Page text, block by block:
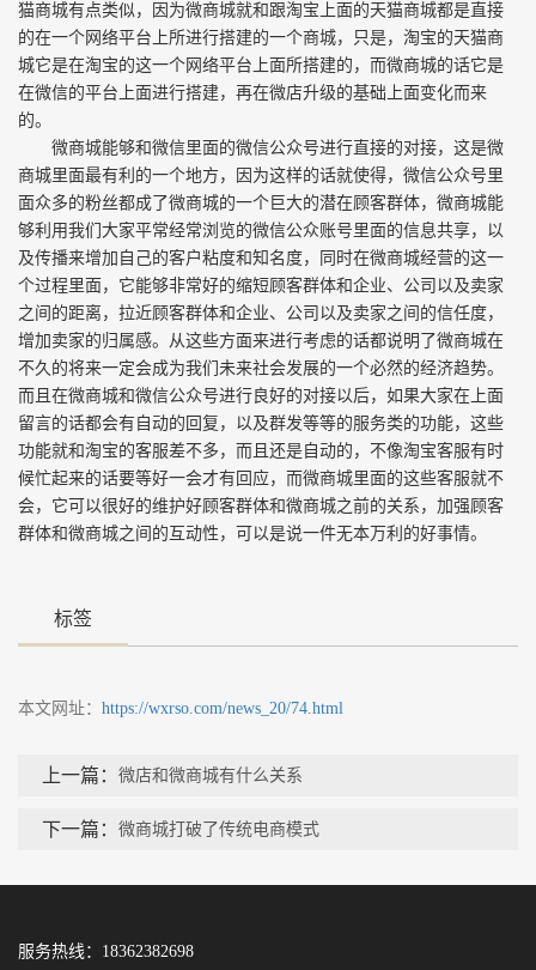
猫商城有点类似，因为微商城就和跟淘宝上面的天猫商城都是直接
的在一个网络平台上所进行搭建的一个商城，只是，淘宝的天猫商
城它是在淘宝的这一个网络平台上面所搭建的，而微商城的话它是
在微信的平台上面进行搭建，再在微店升级的基础上面变化而来
的。
微商城能够和微信里面的微信公众号进行直接的对接，这是微
商城里面最有利的一个地方，因为这样的话就使得，微信公众号里
面众多的粉丝都成了微商城的一个巨大的潜在顾客群体，微商城能
够利用我们大家平常经常浏览的微信公众账号里面的信息共享，以
及传播来增加自己的客户粘度和知名度，同时在微商城经营的这一
个过程里面，它能够非常好的缩短顾客群体和企业、公司以及卖家
之间的距离，拉近顾客群体和企业、公司以及卖家之间的信任度，
增加卖家的归属感。从这些方面来进行考虑的话都说明了微商城在
不久的将来一定会成为我们未来社会发展的一个必然的经济趋势。
而且在微商城和微信公众号进行良好的对接以后，如果大家在上面
留言的话都会有自动的回复，以及群发等等的服务类的功能，这些
功能就和淘宝的客服差不多，而且还是自动的，不像淘宝客服有时
候忙起来的话要等好一会才有回应，而微商城里面的这些客服就不
会，它可以很好的维护好顾客群体和微商城之前的关系，加强顾客
群体和微商城之间的互动性，可以是说一件无本万利的好事情。
标签
本文网址： https://wxrso.com/news_20/74.html
上一篇： 微店和微商城有什么关系
下一篇： 微商城打破了传统电商模式
服务热线：18362382698